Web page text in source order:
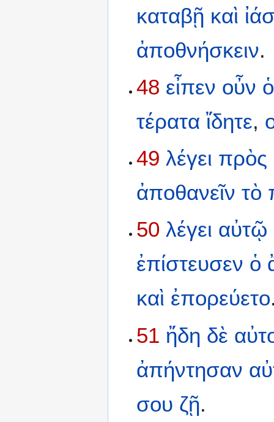
καταβῇ καὶ
ἀποθνήσκειν.
48 εἶπεν οὖν ὁ
τέρατα ἴδητε,
49 λέγει πρὸς
ἀποθανεῖν τὸ
50 λέγει αὐτῷ
ἐπίστευσεν ὁ
καὶ ἐπορεύετο
51 ἤδη δὲ
ἀπήντησαν
σου ζῇ.